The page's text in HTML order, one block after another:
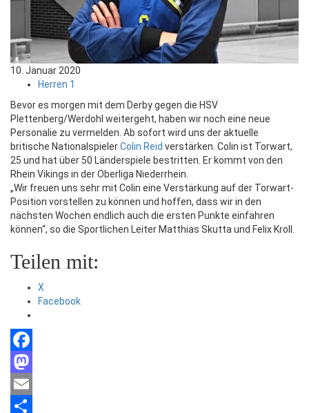
10. Januar 2020
Herren 1
Bevor es morgen mit dem Derby gegen die HSV
Plettenberg/Werdohl weitergeht, haben wir noch eine neue
Personalie zu vermelden. Ab sofort wird uns der aktuelle
britische NationalspielerColin Reid verstärken. Colin ist Torwart,
25 und hat über 50 Länderspiele bestritten. Er kommt von den
Rhein Vikings in der Oberliga Niederrhein.
„Wir freuen uns sehr mit Colin eine Verstärkung auf der Torwart-
Position vorstellen zu können und hoffen, dass wir in den
nächsten Wochen endlich auch die ersten Punkte einfahren
können“, so die Sportlichen Leiter Matthias Skutta und Felix Kroll.
Teilen mit:
X
Facebook
Facebook
Mastodon
Email